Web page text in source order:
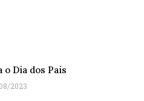
o Dia dos Pais
2023